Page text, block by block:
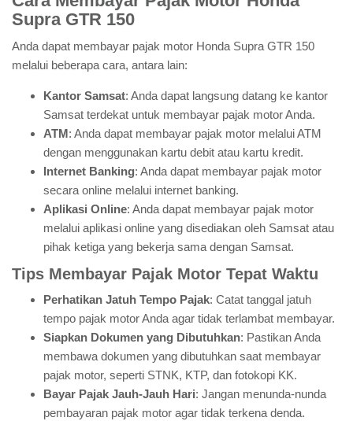
Supra GTR 150
Anda dapat membayar pajak motor Honda Supra GTR 150
melalui beberapa cara, antara lain:
Kantor Samsat: Anda dapat langsung datang ke kantor
Samsat terdekat untuk membayar pajak motor Anda.
ATM: Anda dapat membayar pajak motor melalui ATM
dengan menggunakan kartu debit atau kartu kredit.
Internet Banking: Anda dapat membayar pajak motor
secara online melalui internet banking.
Aplikasi Online: Anda dapat membayar pajak motor
melalui aplikasi online yang disediakan oleh Samsat atau
pihak ketiga yang bekerja sama dengan Samsat.
Tips Membayar Pajak Motor Tepat Waktu
Perhatikan Jatuh Tempo Pajak: Catat tanggal jatuh
tempo pajak motor Anda agar tidak terlambat membayar.
Siapkan Dokumen yang Dibutuhkan: Pastikan Anda
membawa dokumen yang dibutuhkan saat membayar
pajak motor, seperti STNK, KTP, dan fotokopi KK.
Bayar Pajak Jauh-Jauh Hari: Jangan menunda-nunda
pembayaran pajak motor agar tidak terkena denda.